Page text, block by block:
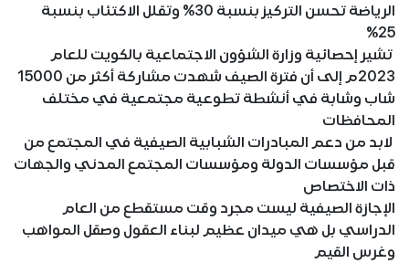
الرياضة تحسن التركيز بنسبة 30% وتقلل الاكتئاب بنسبة
25%
تشير إحصائية وزارة الشؤون الاجتماعية بالكويت للعام
2023م إلى أن فترة الصيف شهدت مشاركة أكثر من 15000
شاب وشابة في أنشطة تطوعية مجتمعية في مختلف
المحافظات
لابد من دعم المبادرات الشبابية الصيفية في المجتمع من
قبل مؤسسات الدولة ومؤسسات المجتمع المدني والجهات
ذات الاختصاص
الإجازة الصيفية ليست مجرد وقت مستقطع من العام
الدراسي بل هي ميدان عظيم لبناء العقول وصقل المواهب
وغرس القيم